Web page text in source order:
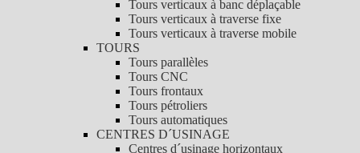
Tours verticaux à banc déplaçable
Tours verticaux à traverse fixe
Tours verticaux à traverse mobile
TOURS
Tours parallèles
Tours CNC
Tours frontaux
Tours pétroliers
Tours automatiques
CENTRES D´USINAGE
Centres d´usinage horizontaux